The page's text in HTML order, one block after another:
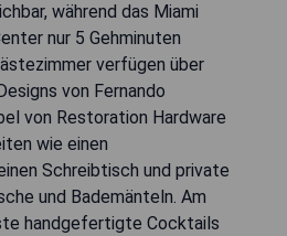
während das Miami
nur 5 Gehminuten
verfügen über
von Fernando
von Restoration Hardware
wie einen
Schreibtisch und private
und Bademänteln. Am
handgefertigte Cocktails